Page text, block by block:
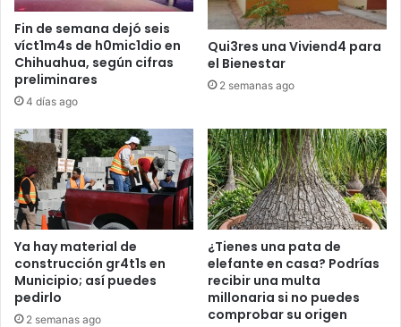
Fin de semana dejó seis
víct1m4s de h0mic1dio en
Chihuahua, según cifras
preliminares
4 días ago
Qui3res una Viviend4 para
el Bienestar
2 semanas ago
Ya hay material de
construcción gr4t1s en
Municipio; así puedes
pedirlo
2 semanas ago
¿Tienes una pata de
elefante en casa? Podrías
recibir una multa
millonaria si no puedes
comprobar su origen